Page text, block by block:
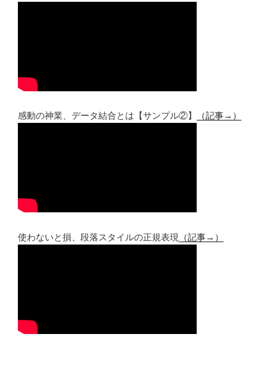
感動の神業、データ結合とは【サンプル②】 （記事→）
使わないと損、段落スタイルの正規表現 （記事→）